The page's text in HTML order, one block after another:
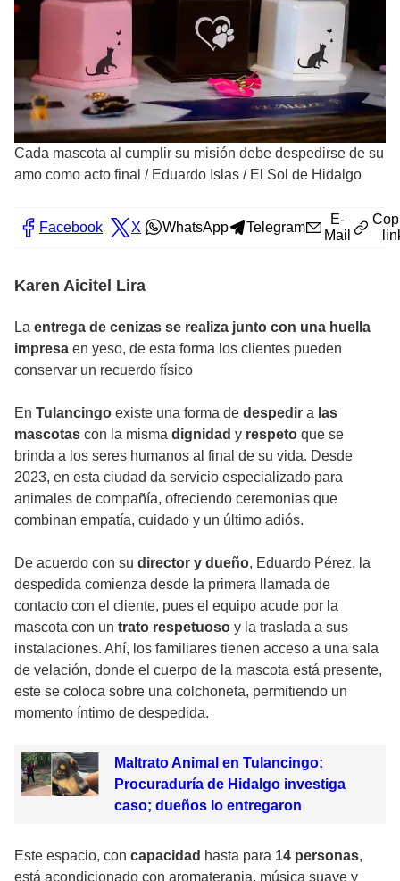
Cada mascota al cumplir su misión debe despedirse de su
amo como acto final / Eduardo Islas / El Sol de Hidalgo
Facebook X WhatsApp Telegram
E-
Mail
Karen Aicitel Lira
La entrega de cenizas se realiza junto con una huella
impresa en yeso, de esta forma los clientes pueden
conservar un recuerdo físico
En Tulancingo existe una forma de despedir a las
mascotas con la misma dignidad y respeto que se
brinda a los seres humanos al final de su vida. Desde
2023, en esta ciudad da servicio especializado para
animales de compañía, ofreciendo ceremonias que
combinan empatía, cuidado y un último adiós.
De acuerdo con su director y dueño, Eduardo Pérez, la
despedida comienza desde la primera llamada de
contacto con el cliente, pues el equipo acude por la
mascota con un trato respetuoso y la traslada a sus
instalaciones. Ahí, los familiares tienen acceso a una sala
de velación, donde el cuerpo de la mascota está presente,
este se coloca sobre una colchoneta, permitiendo un
momento íntimo de despedida.
Maltrato Animal en Tulancingo:
Procuraduría de Hidalgo investiga
caso; dueños lo entregaron
Este espacio, con capacidad hasta para 14 personas,
está acondicionado con aromaterapia, música suave y